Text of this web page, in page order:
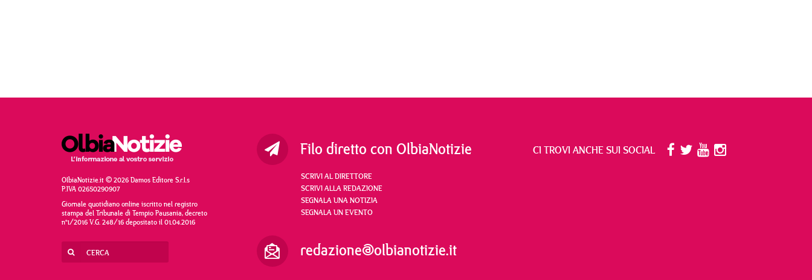
OlbiaNotizie.it © 2026 Damos Editore S.r.l.s
P.IVA 02650290907
Giornale quotidiano online iscritto nel registro
stampa del Tribunale di Tempio Pausania, decreto
n°1/2016 V.G. 248/16 depositato il 01.04.2016
Filo diretto con OlbiaNotizie
SCRIVI AL DIRETTORE
SCRIVI ALLA REDAZIONE
SEGNALA UNA NOTIZIA
SEGNALA UN EVENTO
redazione@olbianotizie.it
CI TROVI ANCHE SUI SOCIAL